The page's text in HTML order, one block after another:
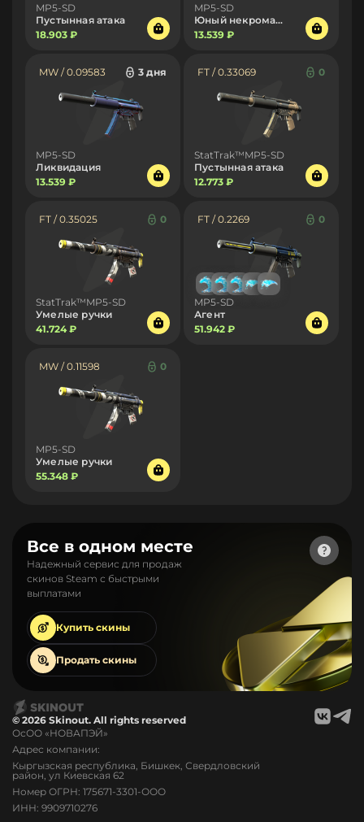
MP5-SD
Пустынная атака
18.903 ₽
MP5-SD
Юный некромант
13.539 ₽
MW / 0.09583 3 дня
MP5-SD
Ликвидация
13.539 ₽
FT / 0.33069 0
StatTrak™MP5-SD
Пустынная атака
12.773 ₽
FT / 0.35025 0
StatTrak™MP5-SD
Умелые ручки
41.724 ₽
FT / 0.2269 0
MP5-SD
Агент
51.942 ₽
MW / 0.11598 0
MP5-SD
Умелые ручки
55.348 ₽
Все в одном месте
Надежный сервис для продаж
скинов Steam с быстрыми
выплатами
Купить скины
Продать скины
© 2026 Skinout. All rights reserved
ОсОО «НОВАПЭЙ»
Адрес компании:
Кыргызская республика, Бишкек, Свердловский
район, ул Киевская 62
Номер ОГРН: 175671-3301-ООО
ИНН: 9909710276